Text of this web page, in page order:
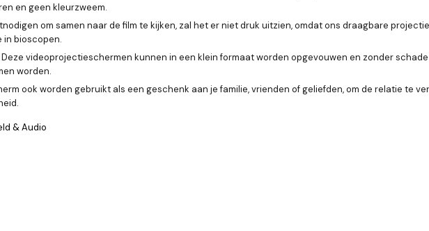
en geen kleurzweem.
om samen naar de film te kijken, zal het er niet druk uitzien, omdat ons draagbare
in bioscopen.
videoprojectieschermen kunnen in een klein formaat worden opgevouwen en zonder
worden.
ook worden gebruikt als een geschenk aan je familie, vrienden of geliefden, om de relatie te
& Audio